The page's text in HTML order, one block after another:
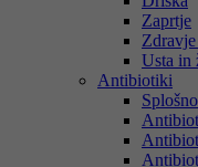
Zaprtje
Usta in
Antibiotiki